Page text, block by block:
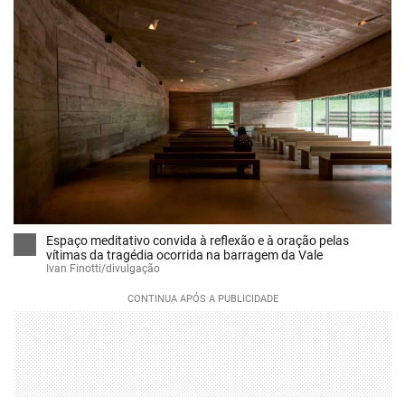
Espaço meditativo convida à reflexão e à oração pelas
vítimas da tragédia ocorrida na barragem da Vale
Ivan Finotti/divulgação